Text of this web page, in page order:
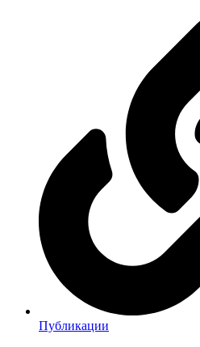
Публикации